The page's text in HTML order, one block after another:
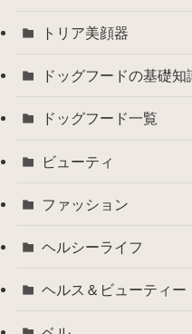
トリア美顔器
ドッグフードの基礎知
ドッグフード一覧
ビューティ
ファッション
ヘルシーライフ
ヘルス＆ビューティー